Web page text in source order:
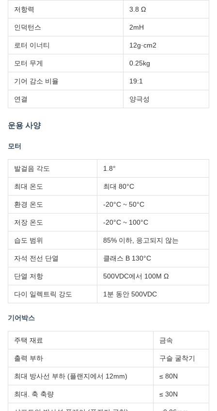
저항력 3.8 Ω
인덕턴스 2mH
로터 이너티 12g·cm2
모터 무게 0.25kg
기어 감소 비율 19:1
연결 양극성
운용 사양
모터
발걸음 각도 1.8°
최대 온도 최대 80°C
환경 온도 -20°C ~ 50°C
저장 온도 -20°C ~ 100°C
습도 범위 85% 이하, 응고되지 않는
자석 전선 단열 클래스 B 130°C
단열 저항 500VDC에서 100M Ω
다이 일렉트릭 강도 1분 동안 500VDC
기어박스
주택 재료 금속
출력 부하 구슬 굴착기
최대 방사선 부하 (플랜지에서 12mm) ≤ 80N
최대. 축 축량 ≤ 30N